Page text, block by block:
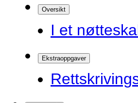
Oversikt
I et
Ekstraoppgaver